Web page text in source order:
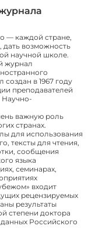
— каждой стране,
дать возможность
научной школе.
журнал
в 1967 году
преподавателей
Научно-
важную роль
странах.
для использования
тексты для чтения,
сообщения
языка
семинарах,
входит
рецензируемых
результаты
степени доктора
Российского